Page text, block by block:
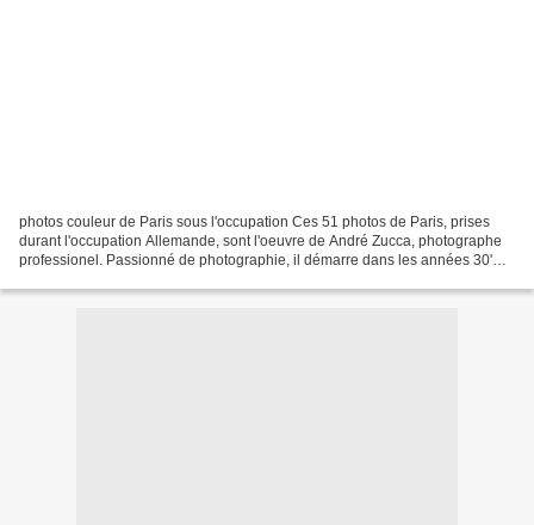
photos couleur de Paris sous l'occupation Ces 51 photos de Paris, prises
durant l'occupation Allemande, sont l'oeuvre de André Zucca, photographe
professionel. Passionné de photographie, il démarre dans les années 30'